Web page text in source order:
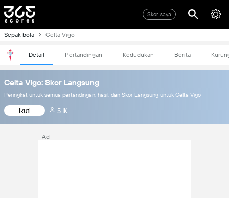
Skor saya
Sepak bola Celta Vigo
Detail Pertandingan Kedudukan Berita
Celta Vigo: Skor Langsung
Peringkat untuk semua pertandingan, hasil, dan Skor Langsung untuk Celta Vigo
Ikuti 5.1K
Ad